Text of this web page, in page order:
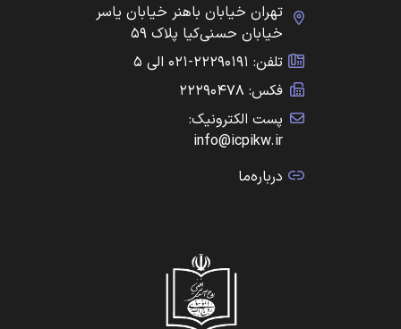
تهران خیابان باهنر خیابان یاسر
خیابان حسنی‌کیا پلاک ۵۹
تلفن: ۲۲۲۹۰۱۹۱-۰۲۱ الی ۵
فکس: ۲۲۲۹۰۴۷۸
پست الکترونیک:
info@icpikw.ir
درباره‌ما